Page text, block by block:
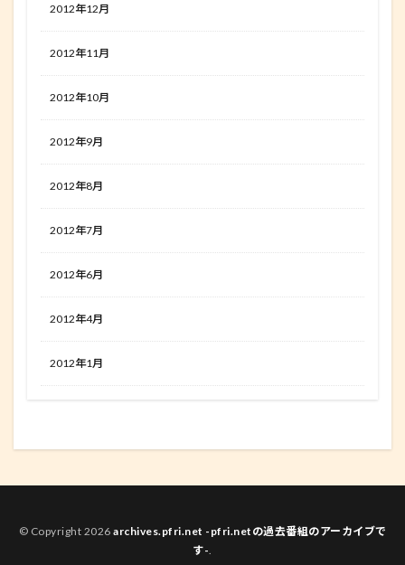
2012年12月
2012年11月
2012年10月
2012年9月
2012年8月
2012年7月
2012年6月
2012年4月
2012年1月
© Copyright 2026 archives.pfri.net -pfri.netの過去番組のアーカイブで
す-